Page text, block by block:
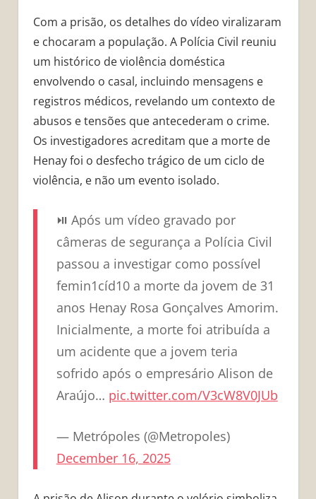
Com a prisão, os detalhes do vídeo viralizaram
e chocaram a população. A Polícia Civil reuniu
um histórico de violência doméstica
envolvendo o casal, incluindo mensagens e
registros médicos, revelando um contexto de
abusos e tensões que antecederam o crime.
Os investigadores acreditam que a morte de
Henay foi o desfecho trágico de um ciclo de
violência, e não um evento isolado.
⏯️ Após um vídeo gravado por
câmeras de segurança a Polícia Civil
passou a investigar como possível
femin1cíd10 a morte da jovem de 31
anos Henay Rosa Gonçalves Amorim.
Inicialmente, a morte foi atribuída a
um acidente que a jovem teria
sofrido após o empresário Alison de
Araújo… pic.twitter.com/V3cW8V0JUb
— Metrópoles (@Metropoles)
December 16, 2025